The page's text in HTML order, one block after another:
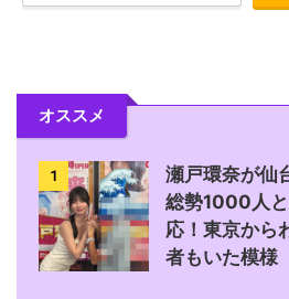
オススメ
1
瀬戸環奈が仙
総勢1000人
応！東京から
者もいた模様